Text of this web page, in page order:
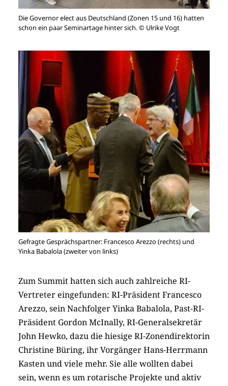
Die Governor elect aus Deutschland (Zonen 15 und 16) hatten
schon ein paar Seminartage hinter sich. © Ulrike Vogt
Gefragte Gesprächspartner: Francesco Arezzo (rechts) und
Yinka Babalola (zweiter von links)
Zum Summit hatten sich auch zahlreiche RI-
Vertreter eingefunden: RI-Präsident Francesco
Arezzo, sein Nachfolger Yinka Babalola, Past-RI-
Präsident Gordon McInally, RI-Generalsekretär
John Hewko, dazu die hiesige RI-Zonendirektorin
Christine Büring, ihr Vorgänger Hans-Herrmann
Kasten und viele mehr. Sie alle wollten dabei
sein, wenn es um rotarische Projekte und aktiv